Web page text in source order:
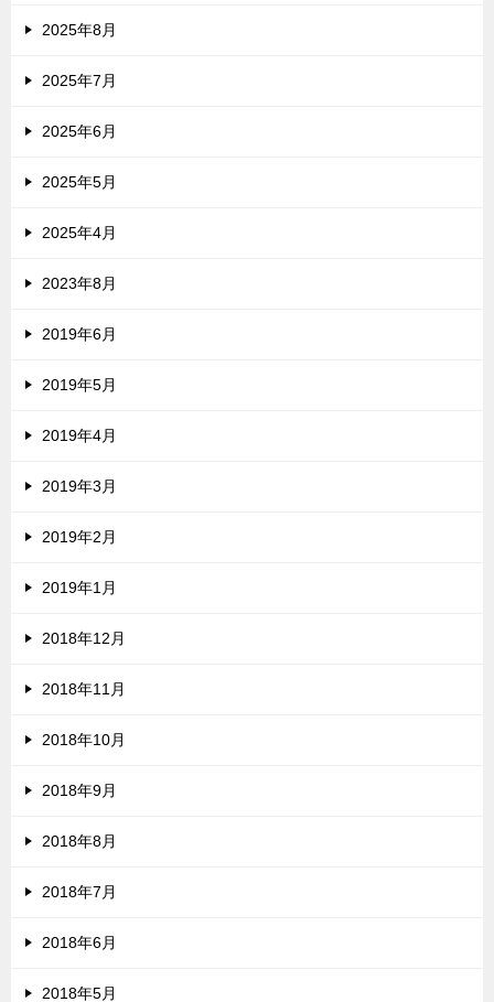
2025年8月
2025年7月
2025年6月
2025年5月
2025年4月
2023年8月
2019年6月
2019年5月
2019年4月
2019年3月
2019年2月
2019年1月
2018年12月
2018年11月
2018年10月
2018年9月
2018年8月
2018年7月
2018年6月
2018年5月